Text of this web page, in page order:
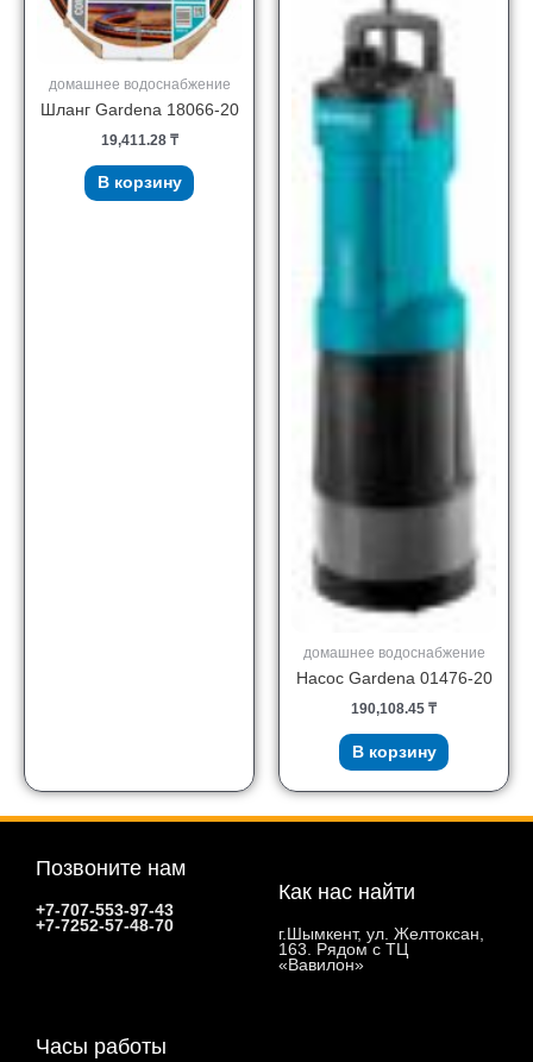
домашнее водоснабжение
Шланг Gardena 18066-20
19,411.28 ₸
В корзину
домашнее водоснабжение
Насос Gardena 01476-20
190,108.45 ₸
В корзину
Позвоните нам
+7-707-553-97-43
+7-7252-57-48-70
Как нас найти
г.Шымкент, ул. Желтоксан,
163. Рядом с ТЦ
«Вавилон»
Часы работы